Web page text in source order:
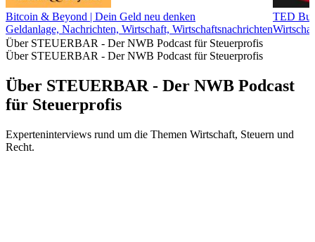
Bitcoin & Beyond | Dein Geld neu denken
Geldanlage, Nachrichten, Wirtschaft, Wirtschaftsnachrichten
TED
Über STEUERBAR - Der NWB Podcast für Steuerprofis
Über STEUERBAR - Der NWB Podcast für Steuerprofis
Über STEUERBAR - Der NWB Podcast
für Steuerprofis
Experteninterviews rund um die Themen Wirtschaft, Steuern und
Recht.